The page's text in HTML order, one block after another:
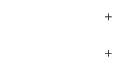
аккуратно,
до разгрузки на объекте.
удобно,